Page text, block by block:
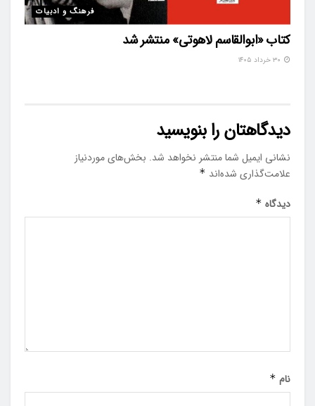
فرهنگ و ادبیات
کتاب «ابوالقاسم لاهوتی» منتشر شد
دیدگاهتان را بنویسید
نشانی ایمیل شما منتشر نخواهد شد. بخش‌های موردنیاز
علامت‌گذاری شده‌اند *
دیدگاه *
نام *